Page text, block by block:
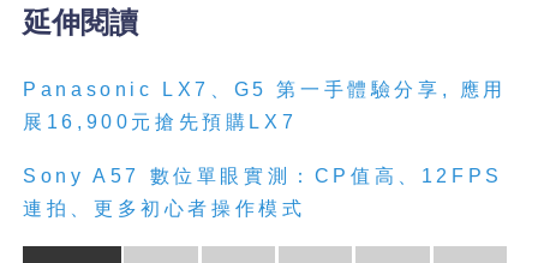
延伸閱讀
Panasonic LX7、G5 第一手體驗分享, 應用
展16,900元搶先預購LX7
Sony A57 數位單眼實測：CP值高、12FPS
連拍、更多初心者操作模式